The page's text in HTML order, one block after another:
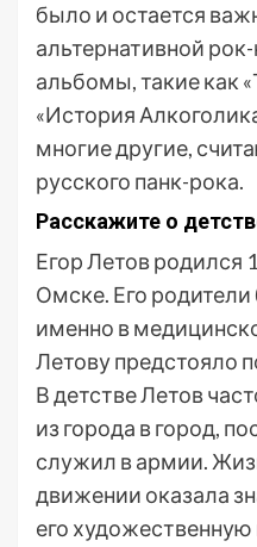
было и остается
альтернативной
альбомы, такие как
«История
многие другие,
русского панк-рока.
Расскажите о
Егор Летов родился
Омске. Его
именно в
Летову предстояло
В детстве Летов
из города в город,
служил в армии.
движении оказала
его художественную